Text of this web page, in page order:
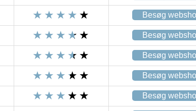
Besøg
Besøg
Besøg
Besøg
Besøg